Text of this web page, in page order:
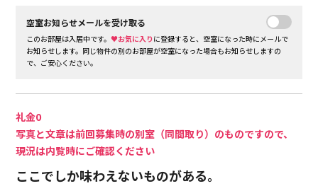
空室お知らせメールを受け取る
このお部屋は入居中です。♥お気に入り に登録すると、空室になった時にメールで
お知らせします。同じ物件の別のお部屋が空室になった場合もお知らせしますの
で、ご安心ください。
礼金0
写真と文章は前回募集時の別室（同間取り）のものですので、
現況は内覧時にご確認ください
ここでしか味わえないものがある。